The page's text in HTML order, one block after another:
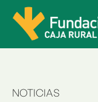
Saltar
contenido
NOTICIAS